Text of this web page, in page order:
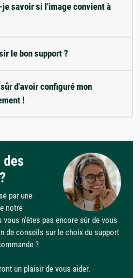
savoir si l'image convient à
le bon support ?
d'avoir configuré mon
!
des
par une
notre
vous n'êtes pas encore sûr de vous
de conseils sur le choix du support
?
un plaisir de vous aider.